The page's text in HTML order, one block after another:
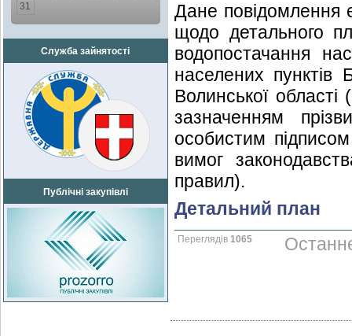
31
Служба зайнятості
Публічні закупівлі
Дане повідомлення
щодо детального
водопостачання
населених пунктів
Волинської
зазначенням
особистим
вимог
правил).
Детальний план
Переглядів 1065